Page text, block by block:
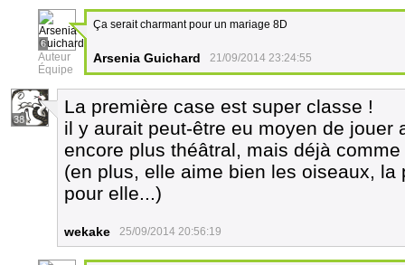
6
Auteur
Équipe
Ça serait charmant pour un mariage 8D
Arsenia Guichard 21/09/2014 23:24:55
38
La première case est super classe !
il y aurait peut-être eu moyen de jouer
encore plus théâtral, mais déjà
(en plus, elle aime bien les oiseaux,
pour elle...)
wekake 25/09/2014 20:56:19